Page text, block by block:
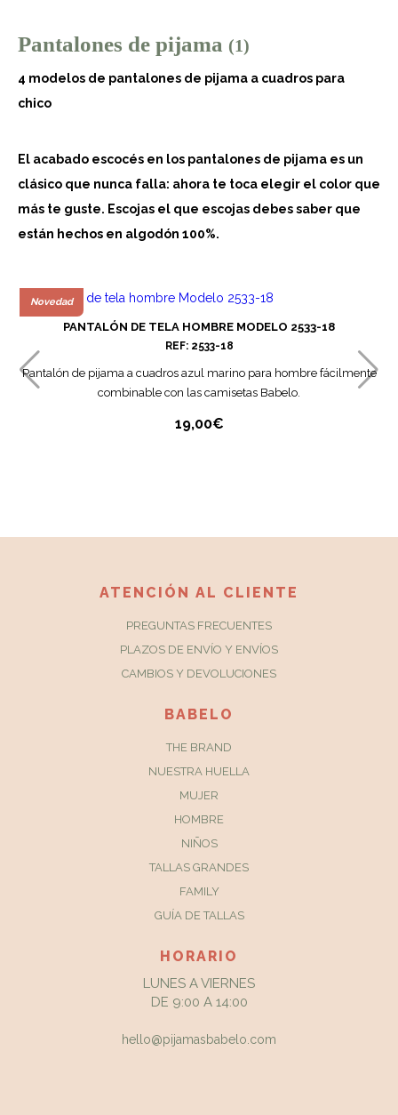
Pantalones de pijama (1)
4 modelos de pantalones de pijama a cuadros para
chico
El acabado escocés en los pantalones de pijama es un
clásico que nunca falla: ahora te toca elegir el color que
más te guste. Escojas el que escojas debes saber que
están hechos en algodón 100%.
PANTALÓN DE TELA HOMBRE MODELO 2533-18
REF: 2533-18
Pantalón de pijama a cuadros azul marino para hombre fácilmente
combinable con las camisetas Babelo.
19,00€
Novedad
ATENCIÓN AL CLIENTE
PREGUNTAS FRECUENTES
PLAZOS DE ENVÍO Y ENVÍOS
CAMBIOS Y DEVOLUCIONES
BABELO
THE BRAND
NUESTRA HUELLA
MUJER
HOMBRE
NIÑOS
TALLAS GRANDES
FAMILY
GUÍA DE TALLAS
HORARIO
LUNES A VIERNES
DE 9:00 A 14:00
hello@pijamasbabelo.com